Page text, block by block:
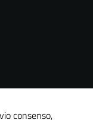
consenso,